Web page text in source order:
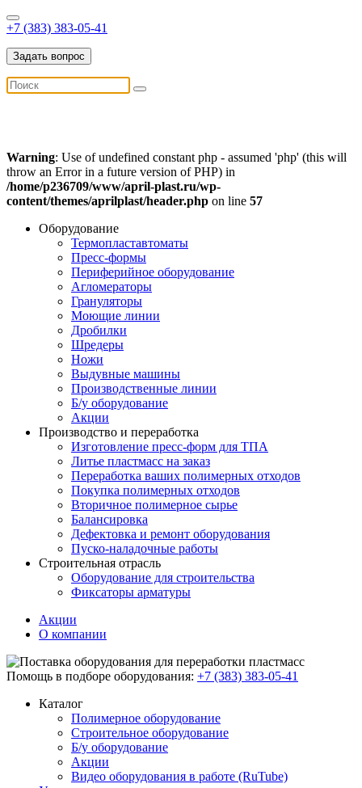
+7 (383) 383-05-41
Задать вопрос
Warning: Use of undefined constant php - assumed 'php' (this will
throw an Error in a future version of PHP) in
/home/p236709/www/april-plast.ru/wp-
content/themes/aprilplast/header.php on line 57
Оборудование
Термопластавтоматы
Пресс-формы
Периферийное оборудование
Агломераторы
Грануляторы
Моющие линии
Дробилки
Шредеры
Ножи
Выдувные машины
Производственные линии
Б/у оборудование
Акции
Производство и переработка
Изготовление пресс-форм для ТПА
Литье пластмасс на заказ
Переработка ваших полимерных отходов
Покупка полимерных отходов
Вторичное полимерное сырье
Балансировка
Дефектовка и ремонт оборудования
Пуско-наладочные работы
Строительная отрасль
Оборудование для строительства
Фиксаторы арматуры
Акции
О компании
Помощь в подборе оборудования: +7 (383) 383-05-41
Каталог
Полимерное оборудование
Строительное оборудование
Б/у оборудование
Акции
Видео оборудования в работе (RuTube)